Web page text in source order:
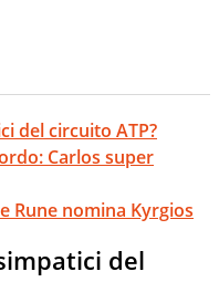
del circuito ATP?
Carlos super
Rune nomina Kyrgios
del